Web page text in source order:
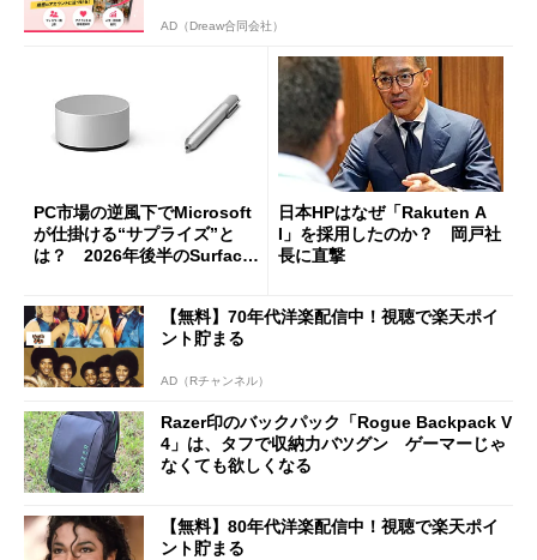
AD（Dreaw合同会社）
PC市場の逆風下でMicrosoft
が仕掛ける“サプライズ”と
は？ 2026年後半のSurface
日本HPはなぜ「Rakuten A
I」を採用したのか？ 岡戸社
長に直撃
【無料】70年代洋楽配信中！視聴で楽天ポイ
ント貯まる
AD（Rチャンネル）
Razer印のバックパック「Rogue Backpack V
4」は、タフで収納力バツグン ゲーマーじゃ
なくても欲しくなる
【無料】80年代洋楽配信中！視聴で楽天ポイ
ント貯まる